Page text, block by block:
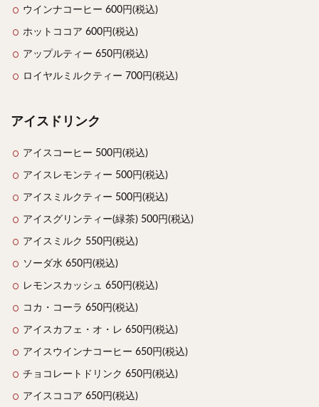
ウインナコーヒー 600円(税込)
ホットココア 600円(税込)
アップルティー 650円(税込)
ロイヤルミルクティー 700円(税込)
アイスドリンク
アイスコーヒー 500円(税込)
アイスレモンティー 500円(税込)
アイスミルクティー 500円(税込)
アイスグリンティー(緑茶) 500円(税込)
アイスミルク 550円(税込)
ソーダ水 650円(税込)
レモンスカッシュ 650円(税込)
コカ・コーラ 650円(税込)
アイスカフェ・オ・レ 650円(税込)
アイスウインナコーヒー 650円(税込)
チョコレートドリンク 650円(税込)
アイスココア 650円(税込)